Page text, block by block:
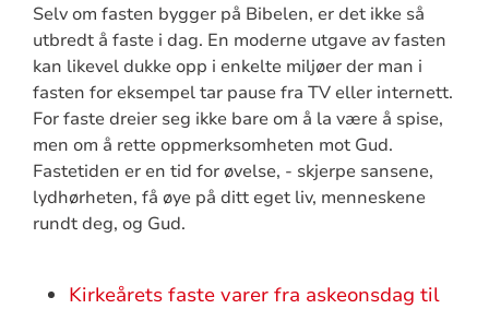
Selv om fasten bygger på Bibelen, er det ikke så
utbredt å faste i dag. En moderne utgave av fasten
kan likevel dukke opp i enkelte miljøer der man i
fasten for eksempel tar pause fra TV eller internett.
For faste dreier seg ikke bare om å la være å spise,
men om å rette oppmerksomheten mot Gud.
Fastetiden er en tid for øvelse, - skjerpe sansene,
lydhørheten, få øye på ditt eget liv, menneskene
rundt deg, og Gud.
Kirkeårets faste varer fra askeonsdag til